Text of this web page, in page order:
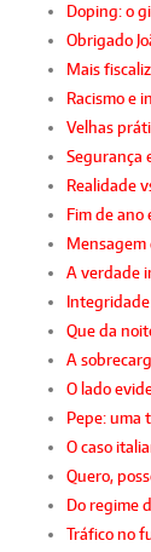
Doping: o
Obrigado
Mais
Racismo e
Velhas
Segurança
Realidade
Fim de ano
Mensagem
A verdade
Que da
A
O lado
Pepe: uma
O caso
Quero,
Do regime
Tráfico no